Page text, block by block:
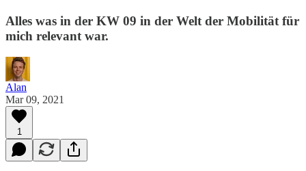
Alles was in der KW 09 in der Welt der Mobilität für
mich relevant war.
Alan
Mar 09, 2021
1